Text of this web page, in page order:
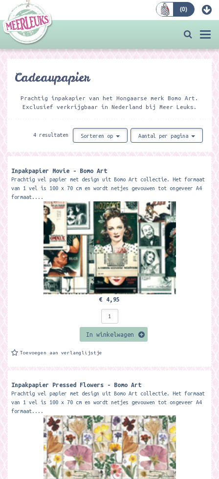
(0)
Cadeaupapier
Prachtig inpakapier van het Hongaarse merk Bomo Art.
Exclusief verkrijgbaar in Nederland bij Meer Leuks.
4 resultaten Sorteren op Aantal per pagina
Inpakpapier Movie - Bomo Art
Prachtig vel papier met design uit Bomo Art collectie. Het formaat
van 1 vel is 100 x 70 cm en wordt netjes gevouwen tot ongeveer A4
formaat....
€ 4,95
In winkelwagen
Toevoegen aan verlanglijstje
Inpakpapier Pressed Flowers - Bomo Art
Prachtig vel papier met design uit Bomo Art collectie. Het formaat
van 1 vel is 100 x 70 cm en wordt netjes gevouwen tot ongeveer A4
formaat....